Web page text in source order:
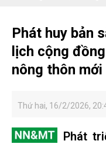
Phát huy bản
lịch cộng
nông thôn mới
Thứ hai, 16/2/2026,
Phát